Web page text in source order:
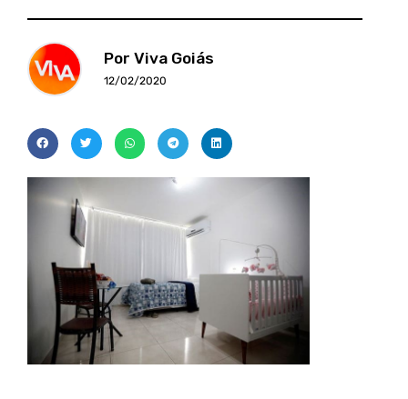
Por Viva Goiás
12/02/2020